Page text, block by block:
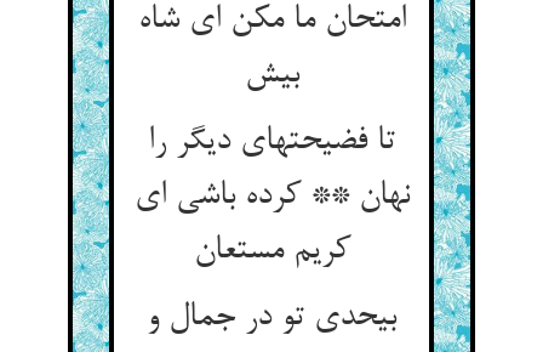
امتحان ما مکن ای شاه
بیش‏
تا فضیحت‏های دیگر را
نهان ** کرده باشی ای
کریم مستعان‏
بی‏حدی تو در جمال و